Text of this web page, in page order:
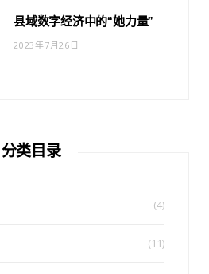
县域数字经济中的“她力量”
2023年7月26日
分类目录
(4)
(11)